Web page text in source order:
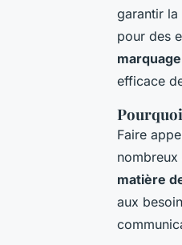
garantir la
pour des
efficace
Faire
matière
aux